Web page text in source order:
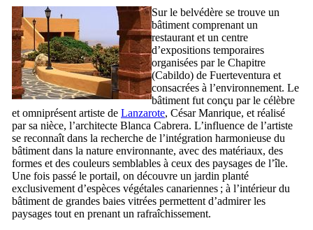
Sur le belvédère se trouve un
bâtiment comprenant un
restaurant et un centre
d’expositions temporaires
organisées par le Chapitre
(Cabildo) de Fuerteventura et
consacrées à l’environnement. Le
bâtiment fut conçu par le célèbre
et omniprésent artiste de Lanzarote, César Manrique, et réalisé
par sa nièce, l’architecte Blanca Cabrera. L’influence de l’artiste
se reconnaît dans la recherche de l’intégration harmonieuse du
bâtiment dans la nature environnante, avec des matériaux, des
formes et des couleurs semblables à ceux des paysages de l’île.
Une fois passé le portail, on découvre un jardin planté
exclusivement d’espèces végétales canariennes ; à l’intérieur du
bâtiment de grandes baies vitrées permettent d’admirer les
paysages tout en prenant un rafraîchissement.